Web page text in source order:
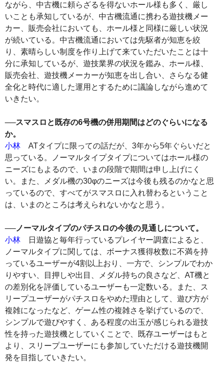
ながら、中古機に頼らざるを得ないホール様も多く、厳し
いことも承知しているが、中古機流通に携わる遊技機メー
カー、販売会社においても、ホール様と同様に厳しい状況
が続いている。中古機流通においては先駆者が知恵を絞
り、素晴らしい制度を作り上げて来ていただいたことは十
分に承知しているが、遊技業界の状況を鑑み、ホール様、
販売会社、遊技機メーカーが知恵を出し合い、さらなる健
全化と時代に適した運用とするために議論しながら進めて
いきたい。
──スマスロと既存の6号機の併用期間はどのぐらいになる
か。
小林 ATタイプに限っての話だが、3年から5年ぐらいだと
思っている。ノーマルタイプタイプについてはホール様の
ニーズにもよるので、いまの段階で期間は申し上げにく
い。また、メダル機の30φのニーズは今後も残るのかなと思
っているので、すべてがスマスロに入れ替わるということ
は、いまのところは考えられないかなと思う。
──ノーマルタイプのパチスロの今後の見通しについて。
小林 日遊協と毎年行っているプレイヤー調査によると、
ノーマルタイプに関しては、ボーナス獲得枚数に不満を持
っているユーザーが4割以上おり、一方で、シンプルでわか
りやすい、目押しや出目、メダル持ちの良さなど、AT機と
の差別化を評価しているユーザーも一定数いる。また、ス
リープユーザーがパチスロをやめた理由として、遊び方が
複雑になったなど、ゲーム性の複雑さを挙げているので、
シンプルで遊びやすく、ある程度の出玉が感じられる遊技
性を持った遊技機としていくことで、既存ユーザーはもと
より、スリープユーザーにも参加していただける遊技機開
発を目指していきたい。